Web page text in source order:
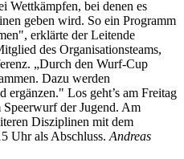
Wettkämpfen, bei denen es
geben wird. So ein Programm
erklärte der Leitende
des Organisationsteams,
„Durch den Wurf-Cup
Dazu werden
ergänzen." Los geht’s am Freitag
der Jugend. Am
Disziplinen mit dem
Uhr als Abschluss. Andreas